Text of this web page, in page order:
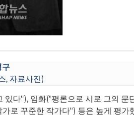
구
, 자료사진)
다"), 임화("평론으로 시로 그의 문
로 꾸준한 작가다") 등은 높게 평가